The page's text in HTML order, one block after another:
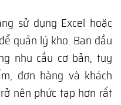
sử dụng Excel hoặc
quản lý kho. Ban đầu
nhu cầu cơ bản, tuy
đơn hàng và khách
nên phức tạp hơn rất